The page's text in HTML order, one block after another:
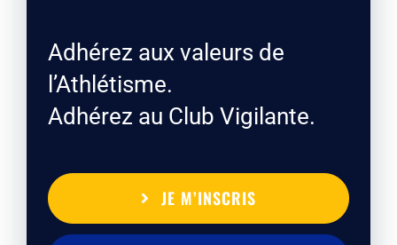
Adhérez aux valeurs de
l’Athlétisme.
Adhérez au Club Vigilante.
JE M’INSCRIS